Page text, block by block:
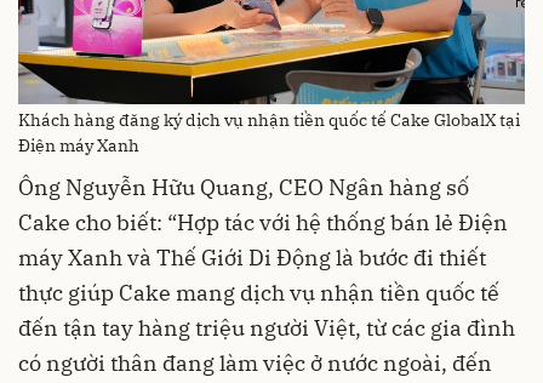
Khách hàng đăng ký dịch vụ nhận tiền quốc tế Cake GlobalX tại
Điện máy Xanh
Ông Nguyễn Hữu Quang, CEO Ngân hàng số
Cake cho biết: “Hợp tác với hệ thống bán lẻ Điện
máy Xanh và Thế Giới Di Động là bước đi thiết
thực giúp Cake mang dịch vụ nhận tiền quốc tế
đến tận tay hàng triệu người Việt, từ các gia đình
có người thân đang làm việc ở nước ngoài, đến